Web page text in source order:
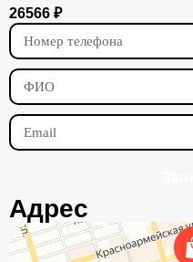
26566 ₽
Оптик-Ю
Салон оптики в Ростове‑на‑Дону
Ремонт очков в Ростове‑на‑Дону
Адрес